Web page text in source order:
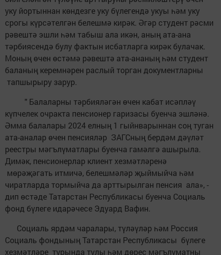
уку йортыннан көндезге уку бүлегендә укуы һәм уку
срогы күрсәтелгән белешмә кирәк. Әгәр студент рәсми
рәвештә эшли һәм табыш ала икән, аның ата-ана
тәрбиясендә булу фактын исбатларга кирәк булачак.
Моның өчен өстәмә рәвештә ата-ананың һәм студент
баланың керемнәрен раслый торган документларны
тапшырыру зарур.
" Балаларны тәрбияләгән өчен кабат исәпләү
күпчелек очракта пенсионер гаризасы буенча эшләнә.
Әмма балалары 2024 елның 1 гыйнварыннан соң туган
ата-аналар өчен пенсияләр ЗАГСның бердәм дәүләт
реестры мәгълүматлары буенча гамәлгә ашырыла.
Димәк, пенсионерлар клиент хезмәтләренә
мөрәҗәгать итмичә, белешмәләр җыймыйча һәм
чиратларда тормыйча да арттырылган пенсия ала», -
дип өстәде Татарстан Республикасы буенча Социаль
фонд бүлеге идарәчесе Эдуард Вафин.
Социаль ярдәм чаралары, түләүләр һәм Россия
Социаль фондының Татарстан Республикасы бүлеге
хезмәтләре турында тулы һәм дөрес мәгълүматны